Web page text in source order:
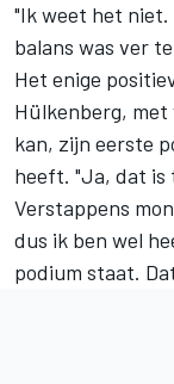
"Ik weet het niet.
balans was ver
Het enige
Hülkenberg, met
kan, zijn eerste
heeft. "Ja, dat is
Verstappens
dus ik ben wel
podium staat.